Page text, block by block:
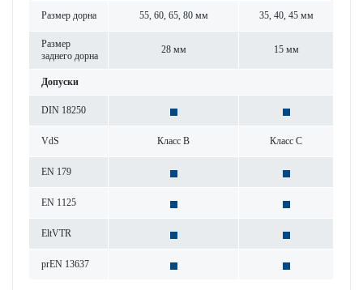
Размер дорна 55, 60, 65, 80 мм 35, 40, 45 мм
Размер
заднего дорна
28 мм 15 мм
Допуски
DIN 18250
VdS Класс B Класс C
EN 179
EN 1125
EltVTR
prEN 13637